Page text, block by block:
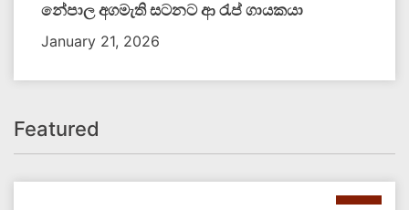
නේපාල අගමැති සටනට ආ රැප් ගායකයා
January 21, 2026
Featured